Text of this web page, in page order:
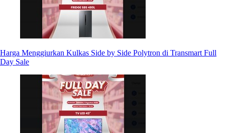
Harga Menggiurkan Kulkas Side by Side Polytron di Transmart Full
Day Sale